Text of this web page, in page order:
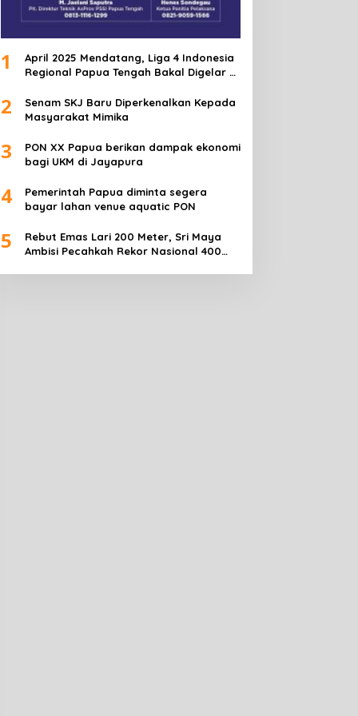
1
April 2025 Mendatang, Liga 4 Indonesia
Regional Papua Tengah Bakal Digelar di
2
Senam SKJ Baru Diperkenalkan Kepada
Masyarakat Mimika
3
PON XX Papua berikan dampak ekonomi
bagi UKM di Jayapura
4
Pemerintah Papua diminta segera
bayar lahan venue aquatic PON
5
Rebut Emas Lari 200 Meter, Sri Maya
Ambisi Pecahkah Rekor Nasional 400